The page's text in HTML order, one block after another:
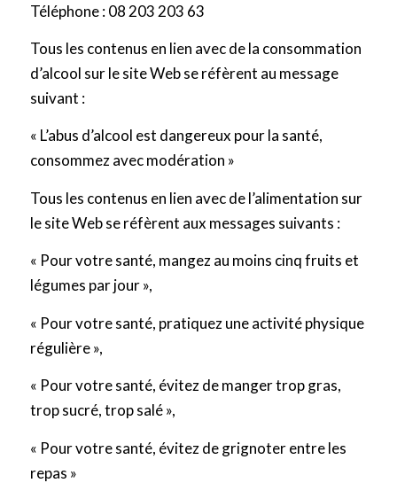
Téléphone : 08 203 203 63
Tous les contenus en lien avec de la consommation
d’alcool sur le site Web se réfèrent au message
suivant :
« L’abus d’alcool est dangereux pour la santé,
consommez avec modération »
Tous les contenus en lien avec de l’alimentation sur
le site Web se réfèrent aux messages suivants :
« Pour votre santé, mangez au moins cinq fruits et
légumes par jour»,
« Pour votre santé, pratiquez une activité physique
régulière»,
« Pour votre santé, évitez de manger trop gras,
trop sucré, trop salé»,
« Pour votre santé, évitez de grignoter entre les
repas »